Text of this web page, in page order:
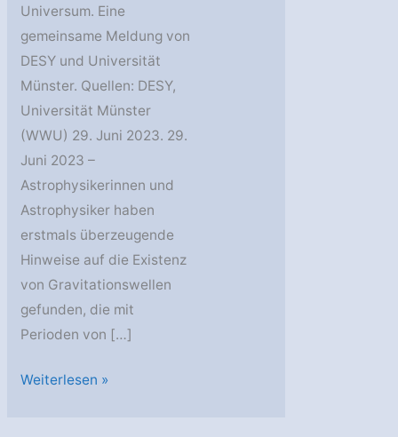
Universum. Eine
gemeinsame Meldung von
DESY und Universität
Münster. Quellen: DESY,
Universität Münster
(WWU) 29. Juni 2023. 29.
Juni 2023 –
Astrophysikerinnen und
Astrophysiker haben
erstmals überzeugende
Hinweise auf die Existenz
von Gravitationswellen
gefunden, die mit
Perioden von […]
Durchbruch
Weiterlesen »